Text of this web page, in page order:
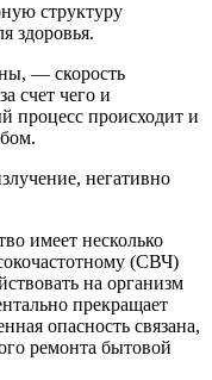
структуру
здоровья.
― скорость
счет чего и
процесс происходит и
негативно
имеет несколько
(СВЧ)
на организм
прекращает
опасность связана,
ремонта бытовой